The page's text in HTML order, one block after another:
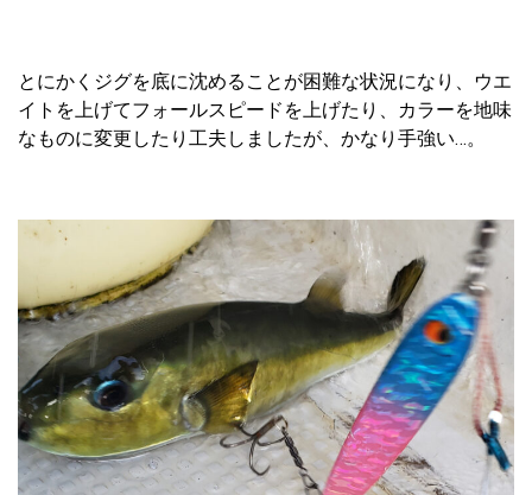
とにかくジグを底に沈めることが困難な状況になり、ウエ
イトを上げてフォールスピードを上げたり、カラーを地味
なものに変更したり工夫しましたが、かなり手強い…。